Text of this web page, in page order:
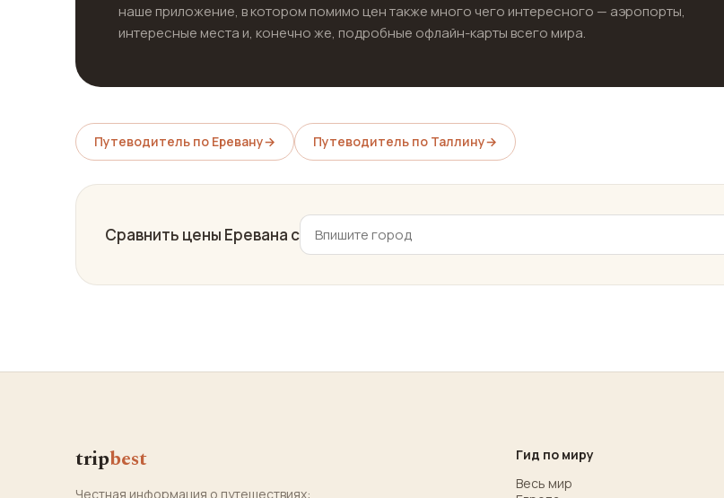
наше приложение, в котором помимо цен также много чего интересного — аэропорты,
интересные места и, конечно же, подробные офлайн-карты всего мира.
Путеводитель по Еревану→ Путеводитель по Таллину→
Сравнить цены Еревана с
tripbest
Честная информация о путешествиях:
Гид по миру
Весь мир